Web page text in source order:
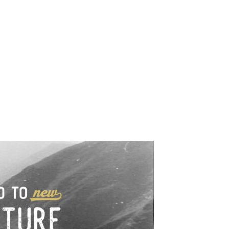
Mapy,